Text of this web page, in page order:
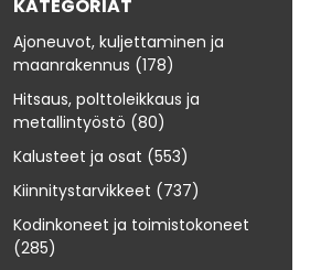
KATEGORIAT
Ajoneuvot, kuljettaminen ja
maanrakennus (178)
Hitsaus, polttoleikkaus ja
metallintyöstö (80)
Kalusteet ja osat (553)
Kiinnitystarvikkeet (737)
Kodinkoneet ja toimistokoneet
(285)